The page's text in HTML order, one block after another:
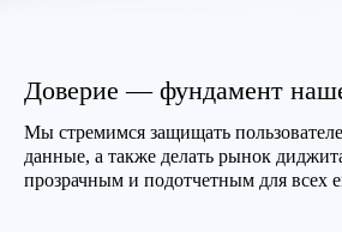
Доверие — фундамент
Мы стремимся защищать
данные, а также делать рынок
прозрачным и подотчетным для всех